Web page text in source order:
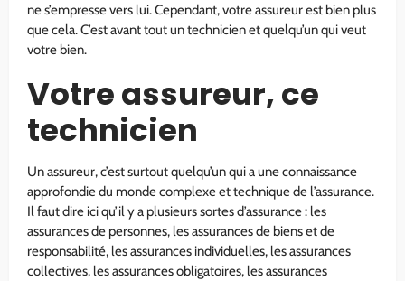
ne s’empresse vers lui. Cependant, votre assureur est bien plus
que cela. C’est avant tout un technicien et quelqu’un qui veut
votre bien.
Votre assureur, ce
technicien
Un assureur, c’est surtout quelqu’un qui a une connaissance
approfondie du monde complexe et technique de l’assurance.
Il faut dire ici qu’il y a plusieurs sortes d’assurance : les
assurances de personnes, les assurances de biens et de
responsabilité, les assurances individuelles, les assurances
collectives, les assurances obligatoires, les assurances